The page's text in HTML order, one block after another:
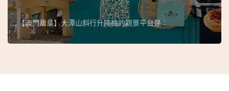
【澳門離島】大潭山斜行升降機的觀景平台是︰